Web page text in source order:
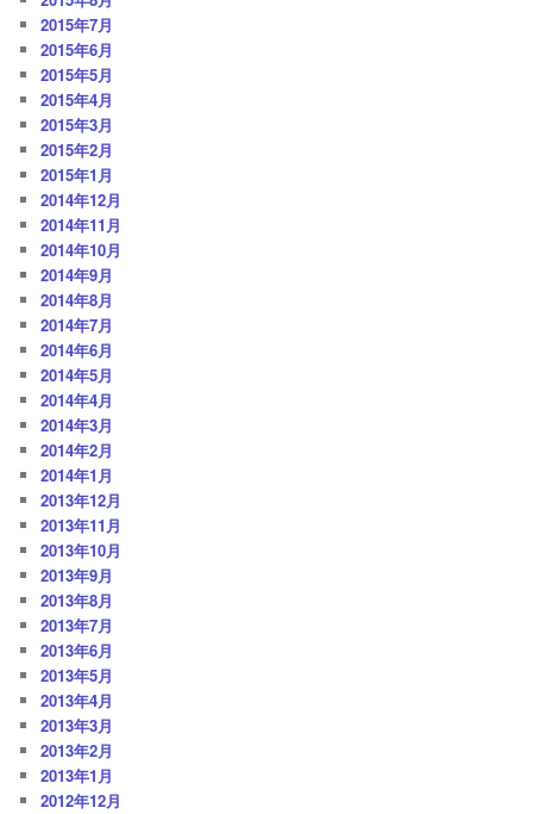
2015年7月
2015年6月
2015年5月
2015年4月
2015年3月
2015年2月
2015年1月
2014年12月
2014年11月
2014年10月
2014年9月
2014年8月
2014年7月
2014年6月
2014年5月
2014年4月
2014年3月
2014年2月
2014年1月
2013年12月
2013年11月
2013年10月
2013年9月
2013年8月
2013年7月
2013年6月
2013年5月
2013年4月
2013年3月
2013年2月
2013年1月
2012年12月